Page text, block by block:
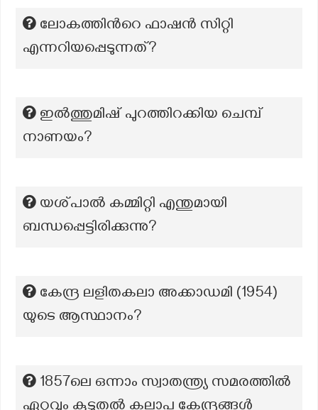
ലോകത്തിൻറെ ഫാഷൻ സിറ്റി
എന്നറിയപ്പെടുന്നത്?
ഇൽത്തുമിഷ് പുറത്തിറക്കിയ ചെമ്പ്
നാണയം?
യശ്‌പാല്‍ കമ്മിറ്റി എന്തുമായി
ബന്ധപ്പെട്ടിരിക്കുന്നു?
കേന്ദ്ര ലളിതകലാ അക്കാഡമി (1954)
യുടെ ആസ്ഥാനം?
1857ലെ ഒന്നാം സ്വാതന്ത്ര്യ സമരത്തിൽ